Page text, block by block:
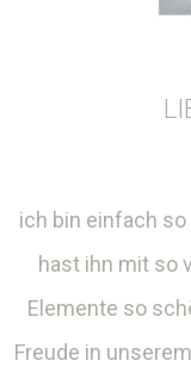
ich bin einfach
hast ihn mit so
Elemente so
Freude in